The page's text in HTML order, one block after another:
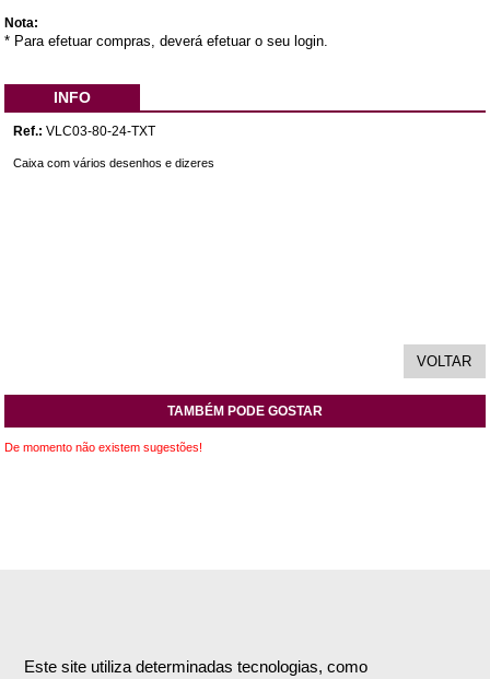
Este site utiliza determinadas tecnologias, como
Nota:
* Para efetuar compras, deverá efetuar o seu login.
INFO
Ref.: VLC03-80-24-TXT
Caixa com vários desenhos e dizeres
TAMBÉM PODE GOSTAR
De momento não existem sugestões!
Empresa
Encomendas & Pagamentos